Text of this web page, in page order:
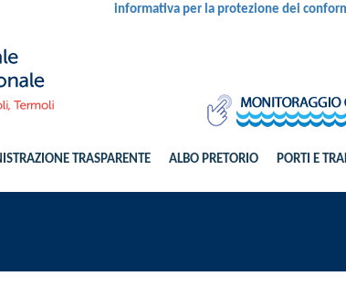
informativa per la protezione dei
TRASPARENTE ALBO PRETORIO PORTI E